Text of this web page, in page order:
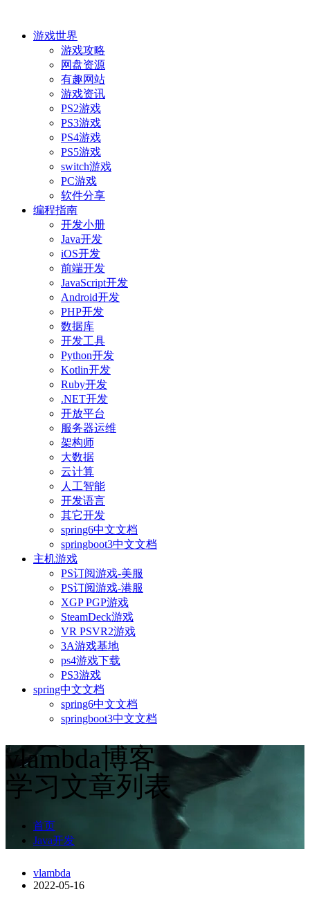
游戏世界
游戏攻略
网盘资源
有趣网站
游戏资讯
PS2游戏
PS3游戏
PS4游戏
PS5游戏
switch游戏
PC游戏
软件分享
编程指南
开发小册
Java开发
iOS开发
前端开发
JavaScript开发
Android开发
PHP开发
数据库
开发工具
Python开发
Kotlin开发
Ruby开发
.NET开发
开放平台
服务器运维
架构师
大数据
云计算
人工智能
开发语言
其它开发
spring6中文文档
springboot3中文文档
主机游戏
PS订阅游戏-美服
PS订阅游戏-港服
XGP PGP游戏
SteamDeck游戏
VR PSVR2游戏
3A游戏基地
ps4游戏下载
PS3游戏
spring中文文档
spring6中文文档
springboot3中文文档
vlambda博客
学习文章列表
首页
Java开发
vlambda
2022-05-16